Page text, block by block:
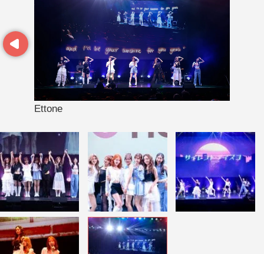
Prev
Ettone